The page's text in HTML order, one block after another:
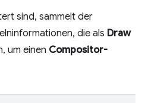
sind, sammelt der
die als Draw
um einen Compositor-